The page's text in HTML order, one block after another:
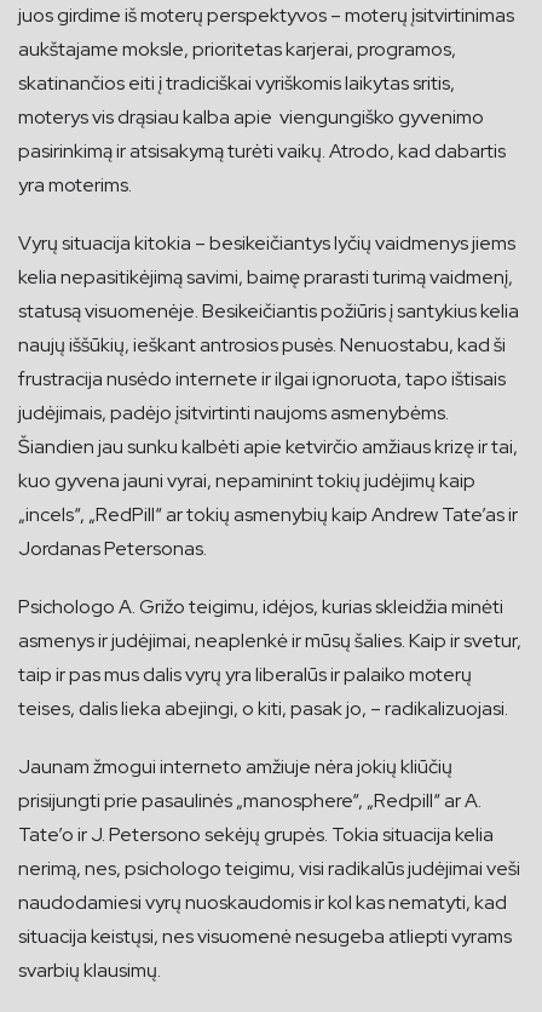
juos girdime iš moterų perspektyvos – moterų įsitvirtinimas
aukštajame moksle, prioritetas karjerai, programos,
skatinančios eiti į tradiciškai vyriškomis laikytas sritis,
moterys vis drąsiau kalba apie viengungiško gyvenimo
pasirinkimą ir atsisakymą turėti vaikų. Atrodo, kad dabartis
yra moterims.
Vyrų situacija kitokia – besikeičiantys lyčių vaidmenys jiems
kelia nepasitikėjimą savimi, baimę prarasti turimą vaidmenį,
statusą visuomenėje. Besikeičiantis požiūris į santykius kelia
naujų iššūkių, ieškant antrosios pusės. Nenuostabu, kad ši
frustracija nusėdo internete ir ilgai ignoruota, tapo ištisais
judėjimais, padėjo įsitvirtinti naujoms asmenybėms.
Šiandien jau sunku kalbėti apie ketvirčio amžiaus krizę ir tai,
kuo gyvena jauni vyrai, nepaminint tokių judėjimų kaip
„incels“, „RedPill“ ar tokių asmenybių kaip Andrew Tate’as ir
Jordanas Petersonas.
Psichologo A. Grižo teigimu, idėjos, kurias skleidžia minėti
asmenys ir judėjimai, neaplenkė ir mūsų šalies. Kaip ir svetur,
taip ir pas mus dalis vyrų yra liberalūs ir palaiko moterų
teises, dalis lieka abejingi, o kiti, pasak jo, – radikalizuojasi.
Jaunam žmogui interneto amžiuje nėra jokių kliūčių
prisijungti prie pasaulinės „manosphere“, „Redpill“ ar A.
Tate’o ir J. Petersono sekėjų grupės. Tokia situacija kelia
nerimą, nes, psichologo teigimu, visi radikalūs judėjimai veši
naudodamiesi vyrų nuoskaudomis ir kol kas nematyti, kad
situacija keistųsi, nes visuomenė nesugeba atliepti vyrams
svarbių klausimų.